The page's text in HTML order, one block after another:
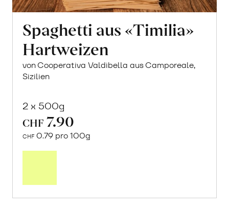
Spaghetti aus «Timilia»
Hartweizen
von Cooperativa Valdibella aus Camporeale,
Sizilien
2 x 500g
CHF 7.90
CHF 0.79 pro 100g